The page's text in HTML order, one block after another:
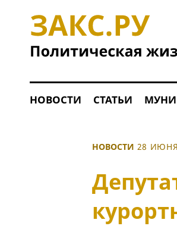
НОВОСТИ СТАТЬИ
НОВОСТИ 28 ИЮНЯ